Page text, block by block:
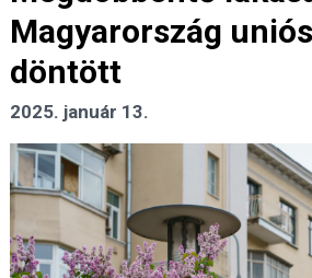
Magyarország
döntött
2025. január 13.